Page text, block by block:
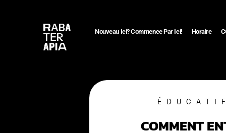
Nouveau Ici? Commence Par Ici! Horaire
COMMENT